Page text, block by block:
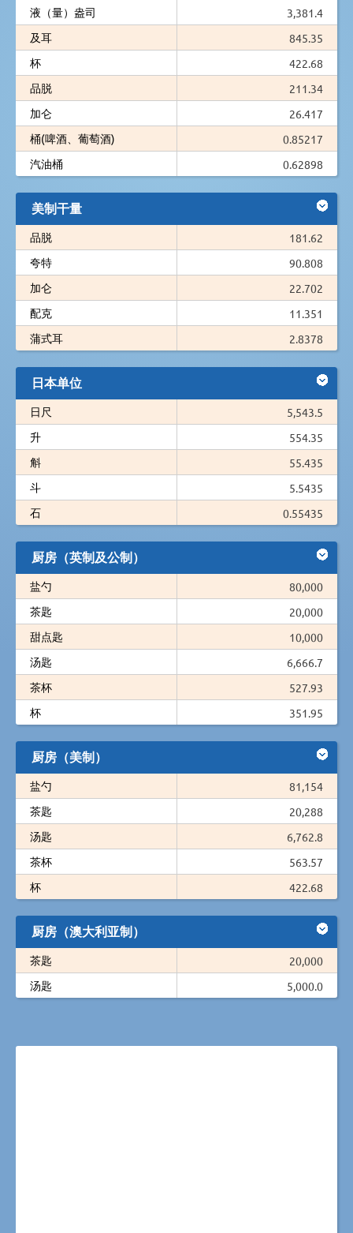
液（量）盎司
3,381.4
及耳
845.35
杯
422.68
品脱
211.34
加仑
26.417
桶(啤酒、葡萄酒)
0.85217
汽油桶
0.62898
美制干量
品脱
181.62
夸特
90.808
加仑
22.702
配克
11.351
蒲式耳
2.8378
日本单位
日尺
5,543.5
升
554.35
斛
55.435
斗
5.5435
石
0.55435
厨房（英制及公制）
盐勺
80,000
茶匙
20,000
甜点匙
10,000
汤匙
6,666.7
茶杯
527.93
杯
351.95
厨房（美制）
盐勺
81,154
茶匙
20,288
汤匙
6,762.8
茶杯
563.57
杯
422.68
厨房（澳大利亚制）
茶匙
20,000
汤匙
5,000.0